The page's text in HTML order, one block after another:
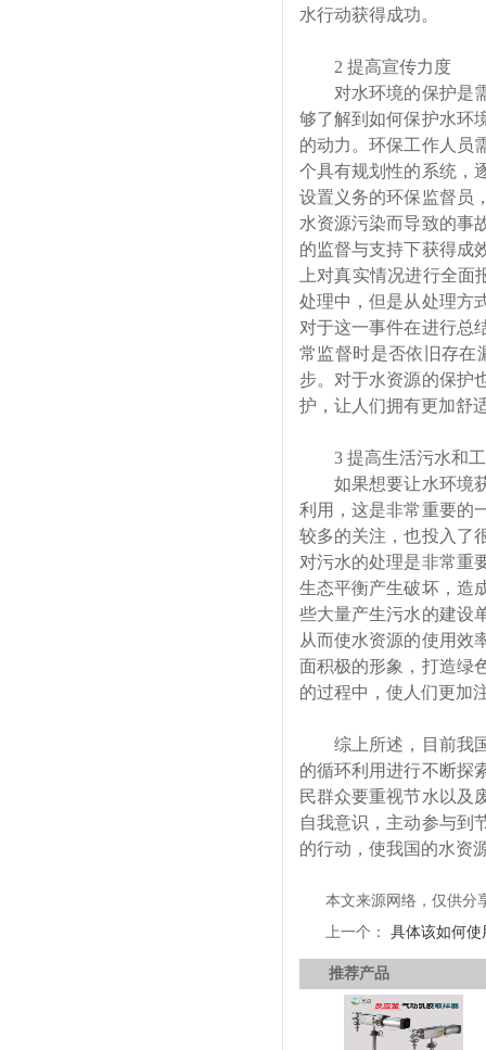
水行动获得成功。
2 提高宣传力度
对水环境的保护是
够了解到如何保护水环
的动力。环保工作人员
个具有规划性的系统，
设置义务的环保监督员
水资源污染而导致的事
的监督与支持下获得成
上对真实情况进行全
处理中，但是从处理方
对于这一事件在进行总
常监督时是否依旧存在
步。对于水资源的保护
护，让人们拥有更加舒
3 提高生活污水和
如果想要让水环境
利用，这是非常重要的
较多的关注，也投入了
对污水的处理是非常重
生态平衡产生破坏，造
些大量产生污水的建设
从而使水资源的使用效
面积极的形象，打造绿
的过程中，使人们更加
综上所述，目前我
的循环利用进行不断探
民群众要重视节水以及
自我意识，主动参与到
的行动，使我国的水资
本文来源网络，仅供分
上一个： 具体该如何
推荐产品